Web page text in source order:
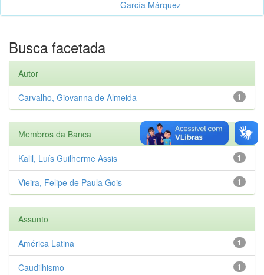
García Márquez
Busca facetada
Autor
1
Carvalho, Giovanna de Almeida
Membros da Banca
1
Kalil, Luís Guilherme Assis
1
Vieira, Felipe de Paula Gois
Assunto
1
América Latina
1
Caudilhismo